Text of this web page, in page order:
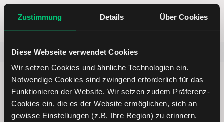
Zustimmung Details Über Cookies
Diese Webseite verwendet Cookies
Wir setzen Cookies und ähnliche Technologien ein.
Notwendige Cookies sind zwingend erforderlich für das
Funktionieren der Website. Wir setzen zudem Präferenz-
Cookies ein, die es der Website ermöglichen, sich an
gewisse Einstellungen (z.B. Ihre Region) zu erinnern.
Beliebt ETR:PLUN